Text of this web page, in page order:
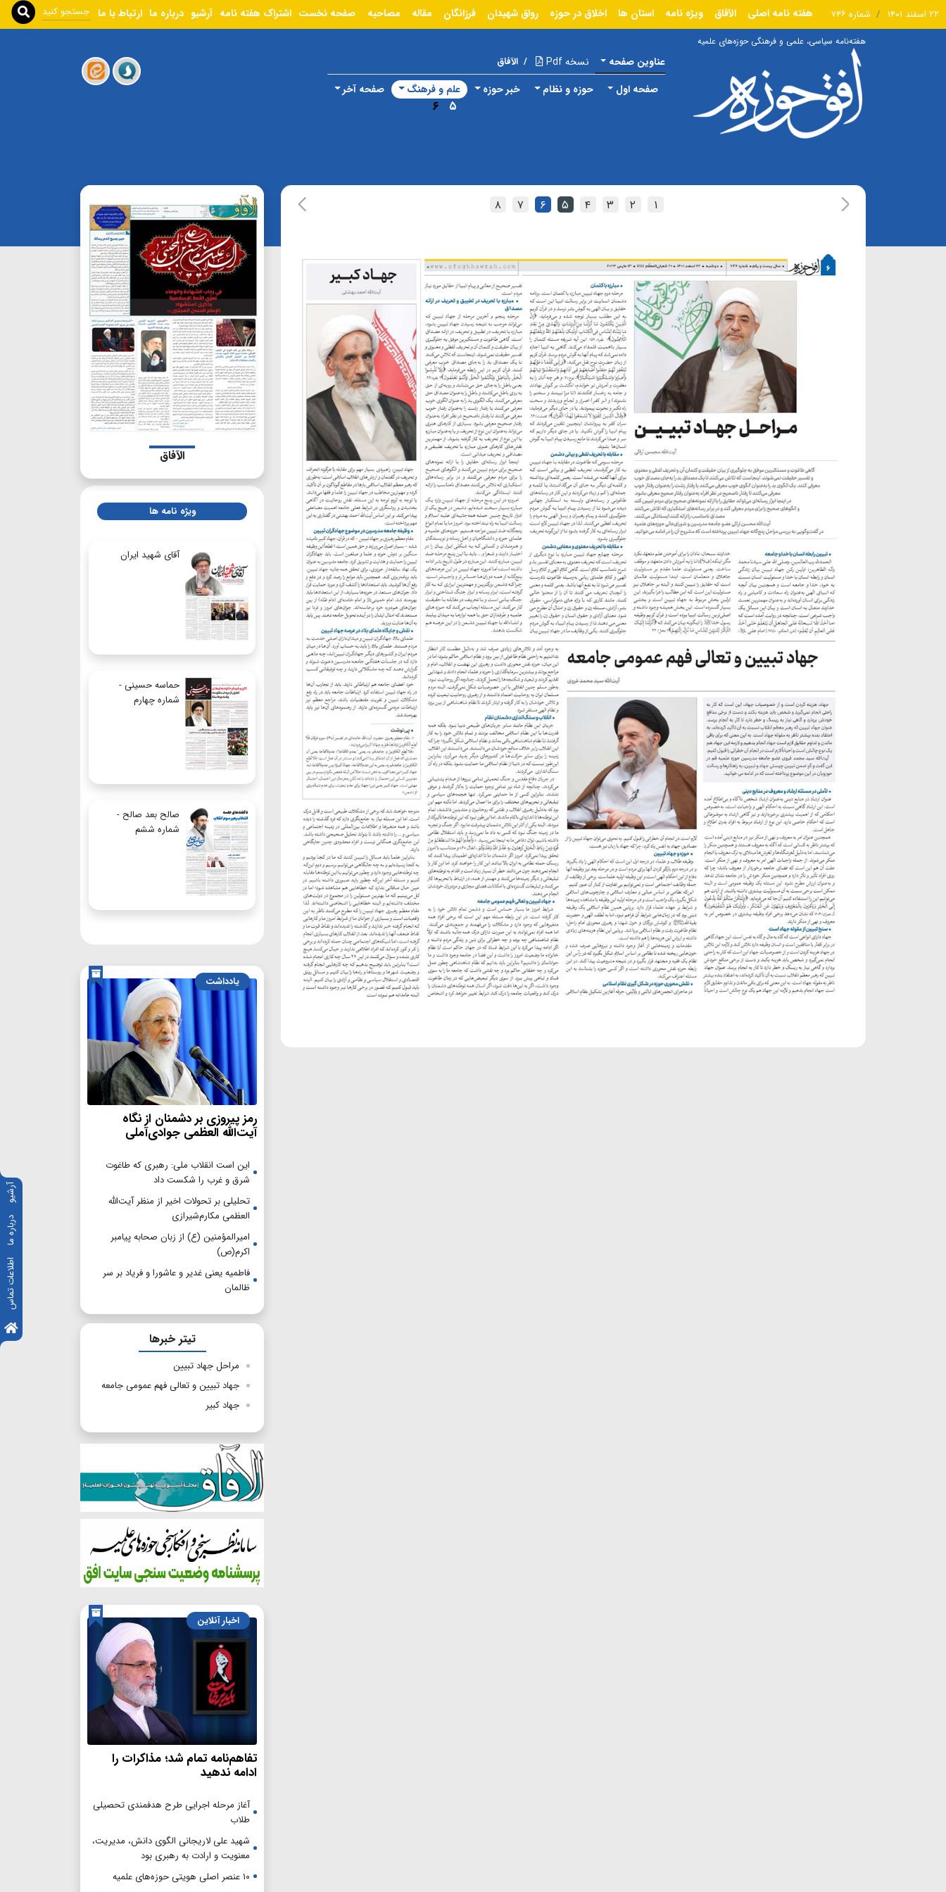
آرشیو
درباره ما
اطلاعات تماس
۲۲ اسفند ۱۴۰۱ شماره ۷۴۶ هفته نامه اصلی الآفاق ویژه نامه استان ها اخلاق در حوزه رواق شهیدان فرزانگان مقاله مصاحبه صفحه نخست اشتراک هفته نامه آرشیو درباره ما ارتباط با ما
هفته‌نامه سیاسی، علمی و فرهنگی حوزه‌های علمیه
عناوین صفحه نسخه Pdf / الآفاق
صفحه اول حوزه و نظام خبر حوزه علم و فرهنگ
۵ ۶
صفحه آخر
۱ ۲ ۳ ۴ ۵ ۶ ۷ ۸
الآفاق
ویژه نامه ها
آقای شهید ایران
حماسه حسینی -
شماره چهارم
صالح بعد صالح -
شماره ششم
یادداشت
رمز پیروزی بر دشمنان از نگاه
آیت‌الله العظمی جوادی‌آملی
این است انقلاب ملی: رهبری که طاغوت
شرق و غرب را شکست داد
تحلیلی بر تحولات اخیر از منظر آیت‌الله
العظمی مکارم‌شیرازی
امیرالمؤمنین (ع) از زبان صحابه پیامبر
اکرم(ص)
فاطمیه یعنی غدیر و عاشورا و فریاد بر سر
ظالمان
تیتر خبرها
مراحل جهاد تبیین
جهاد تبیین و تعالی فهم عمومی جامعه
جهاد کبیر
اخبار آنلاین
تفاهم‌نامه تمام شد؛ مذاکرات را
ادامه ندهید
آغاز مرحله اجرایی طرح هدفمندی تحصیلی
طلاب
شهید علی لاریجانی الگوی دانش، مدیریت،
معنویت و ارادت به رهبری بود
۱۰ عنصر اصلی هویتی حوزه‌های علمیه